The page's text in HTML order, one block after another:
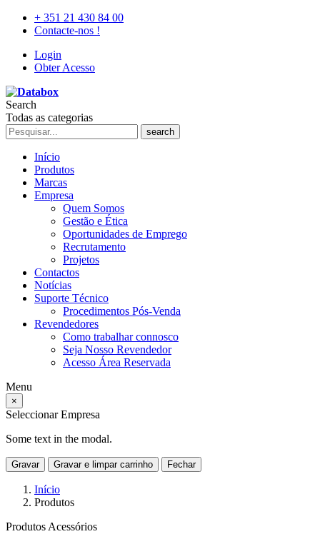
+ 351 21 430 84 00
Contacte-nos !
Login
Obter Acesso
Search
Todas as categorias
search
Início
Produtos
Marcas
Empresa
Quem Somos
Gestão e Ética
Oportunidades de Emprego
Recrutamento
Projetos
Contactos
Notícias
Suporte Técnico
Procedimentos Pós-Venda
Revendedores
Como trabalhar connosco
Seja Nosso Revendedor
Acesso Área Reservada
Menu
×
Seleccionar Empresa
Some text in the modal.
Gravar Gravar e limpar carrinho Fechar
Início
Produtos
Produtos Acessórios